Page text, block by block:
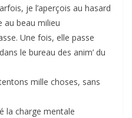
je l’aperçois au hasard
au beau milieu
Une fois, elle passe
le bureau des anim’ du
mille choses, sans
la charge mentale